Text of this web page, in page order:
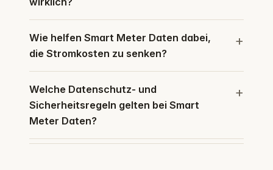
Wie helfen Smart Meter Daten dabei,
die Stromkosten zu senken?
Welche Datenschutz- und
Sicherheitsregeln gelten bei Smart
Meter Daten?